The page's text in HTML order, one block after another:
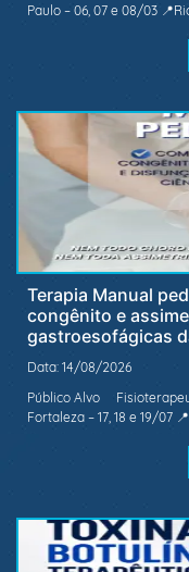
Paulo – 06, 07 e 08/03
Terapia Manual
congênito e
gastroesofágicas
Data: 14/08/2026
Público Alvo
Fortaleza – 17, 18 e 19/07